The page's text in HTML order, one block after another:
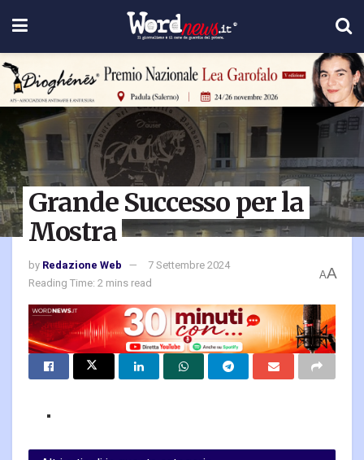
Grande Successo per la
Mostra
by Redazione Web
7 Settembre 2024
Reading Time: 2 mins read
AA